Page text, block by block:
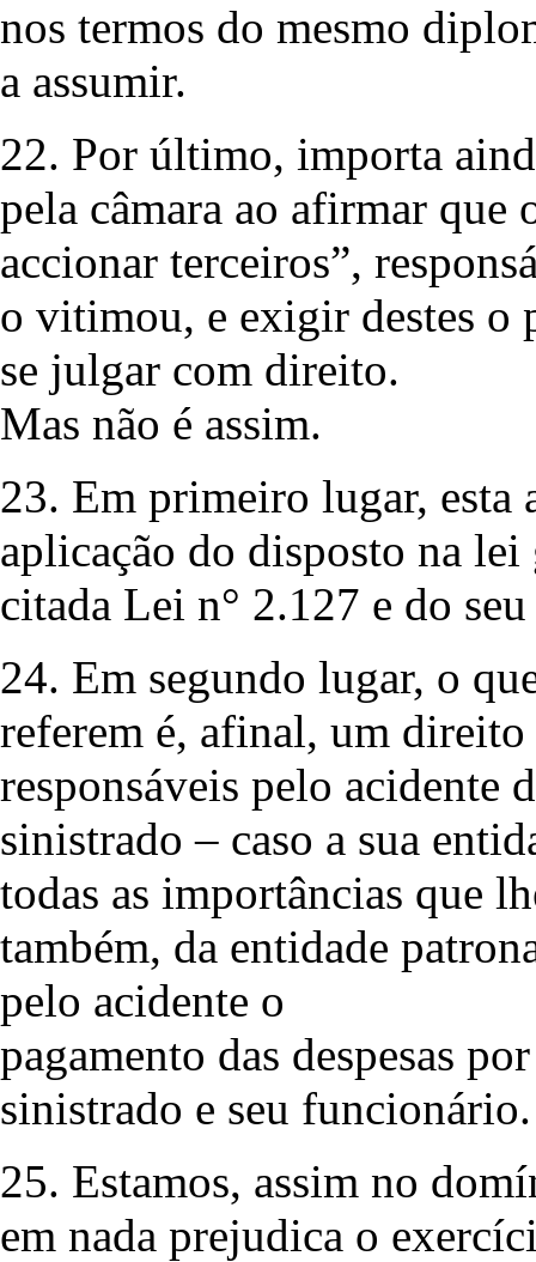
nos termos do mesmo
a assumir.
22. Por último, importa
pela câmara ao afirmar que
accionar terceiros”,
o vitimou, e exigir destes o
se julgar com direito.
Mas não é assim.
23. Em primeiro lugar, esta
aplicação do disposto na
citada Lei n° 2.127 e do
24. Em segundo lugar, o
referem é, afinal, um direito
responsáveis pelo acidente
sinistrado – caso a sua
todas as importâncias que
também, da entidade
pelo acidente o
pagamento das despesas
sinistrado e seu funcionário.
25. Estamos, assim no
em nada prejudica o